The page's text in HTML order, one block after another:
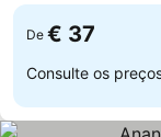
De € 37
Consulte os